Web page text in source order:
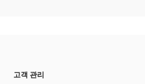
고객 관리